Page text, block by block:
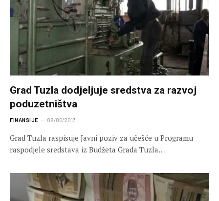
Grad Tuzla dodjeljuje sredstva za razvoj
poduzetništva
FINANSIJE 09/05/2017
Grad Tuzla raspisuje Javni poziv za učešće u Programu
raspodjele sredstava iz Budžeta Grada Tuzla…